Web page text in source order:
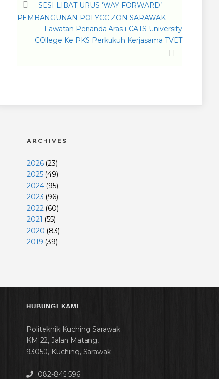
SESI LIBAT URUS ‘WAY FORWARD’
PEMBANGUNAN POLYCC ZON SARAWAK
Lawatan Penanda Aras i-CATS University
COllege Ke PKS Perkukuh Kerjasama TVET
ARCHIVES
2026 (23)
2025 (49)
2024 (95)
2023 (96)
2022 (60)
2021 (55)
2020 (83)
2019 (39)
HUBUNGI KAMI
Politeknik Kuching Sarawak
KM 22, Jalan Matang,
93050, Kuching, Sarawak
082-845 596